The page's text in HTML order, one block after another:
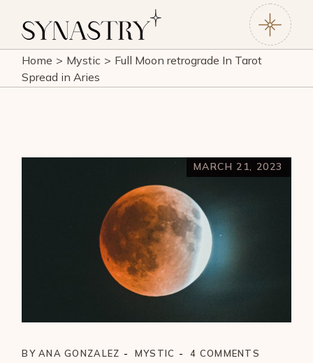
Home Mystic
Full Moon retrograde In Tarot
Spread in Aries
MARCH 21, 2023
BY ANA GONZALEZ MYSTIC 4 COMMENTS